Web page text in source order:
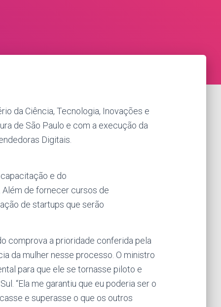
da Ciência, Tecnologia, Inovações e
de São Paulo e com a execução da
Digitais.
e do
de fornecer cursos de
de startups que serão
comprova a prioridade conferida pela
da mulher nesse processo. O ministro
para que ele se tornasse piloto e
“Ela me garantiu que eu poderia ser o
e superasse o que os outros